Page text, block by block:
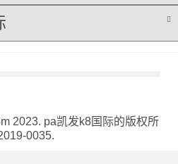
2023. pa凯发k8国际的版权所
0035.